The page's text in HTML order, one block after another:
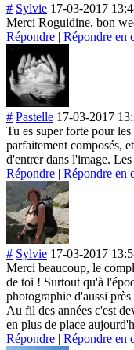
# Sylvie 17-03-2017
Merci Roguidine, bon
Répondre | Répondre en
# Pastelle 17-03-2017
Tu es super forte pour
parfaitement composés,
d'entrer dans l'image.
Répondre | Répondre en
# Sylvie 17-03-2017
Merci beaucoup, le
de toi ! Surtout qu'à
photographie d'aussi
Au fil des années c'est
en plus de place
Répondre | Répondre en